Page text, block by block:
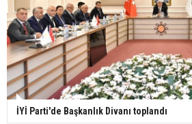
İYİ Parti'de Başkanlık Divanı toplandı